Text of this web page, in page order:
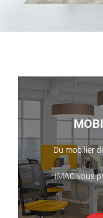
Du mobilier
IMAC vous